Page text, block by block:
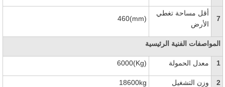
7
أقل مساحة تغطي
الأرض
460(mm)
المواصفات الفنية الرئيسية
1 معدل الحمولة 6000(Kg)
2 وزن التشغيل 18600kg